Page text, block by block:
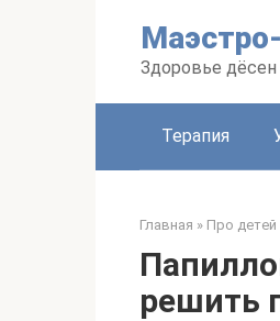
Здоровье дёсен
Терапия
Главная » Про детей
решить